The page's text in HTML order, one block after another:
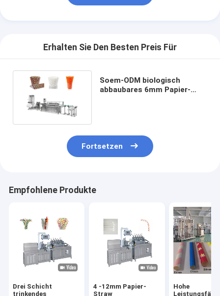
Erhalten Sie Den Besten Preis Für
Soem-ODM biologisch
abbaubares 6mm Papier-
Fortsetzen
Empfohlene Produkte
Drei Schicht
trinkendes
4 -12mm Papier-
Straw
Hohe